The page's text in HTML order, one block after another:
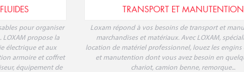
pour organiser
LOXAM propose la
électrique et aux
armoire et coffret
équipement de
TRANSPORT ET MANUTENTION
Loxam répond à vos besoins de transport et
marchandises et matériaux. Avec LOXAM,
location de matériel professionnel, louez les engins
et manutention dont vous avez besoin en
chariot, camion benne, remorque...